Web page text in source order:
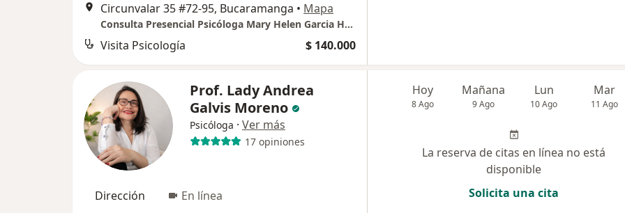
Circunvalar 35 #72-95, Bucaramanga • Mapa
Consulta Presencial Psicóloga Mary Helen Garcia Hurtado
Visita Psicología $ 140.000
Prof. Lady Andrea
Galvis Moreno
Psicóloga · Ver más
17 opiniones
Dirección En línea
Hoy
8 Ago
Mañana
9 Ago
Lun
10 Ago
Mar
11 Ago
La reserva de citas en línea no está
disponible
Solicita una cita